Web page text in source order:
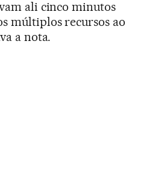
ali cinco minutos
múltiplos recursos ao
a nota.